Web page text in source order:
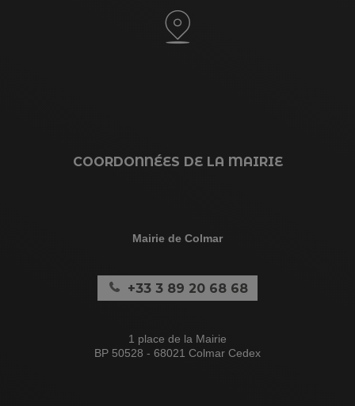
COORDONNÉES DE LA MAIRIE
Mairie de Colmar
+33 3 89 20 68 68
1 place de la Mairie
BP 50528 - 68021 Colmar Cedex